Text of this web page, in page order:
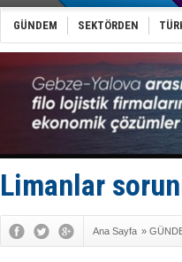
GÜNDEM SEKTÖRDEN
Limanlar
Ana Sayfa »